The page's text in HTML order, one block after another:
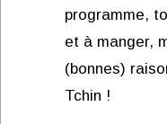
programme,
et à manger,
(bonnes)
Tchin !